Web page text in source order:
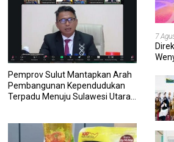
Pemprov Sulut Mantapkan Arah
Pembangunan Kependudukan
Terpadu Menuju Sulawesi Utara
7